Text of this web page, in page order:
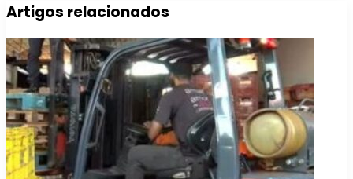
Artigos relacionados